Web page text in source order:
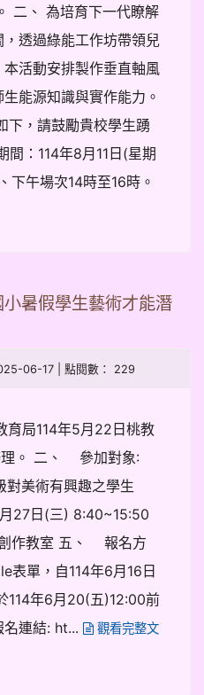
二、 為培育下一代瞭解
透過綠能工作坊帶領兒
活動安排製作垂直軸風
能源知識與實作能力。
下，請鼓勵貴校學生踴
：114年8月11日(星期
下午場次14時至16時。
暑假學生藝術才能潛
06-17 | 點閱數： 229
局114年5月22日桃教
理。 二、 參加對象:
對美術有興趣之學生
27日(三) 8:40~15:50
作教室 五、 報名方
表單，自114年6月16日
114年6月20(五)12:00前
連結: ht...
觀看完整文